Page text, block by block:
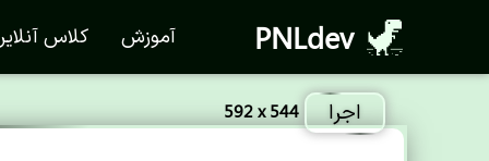
PNLdev آموزش کلاس
اجرا 592 x 544